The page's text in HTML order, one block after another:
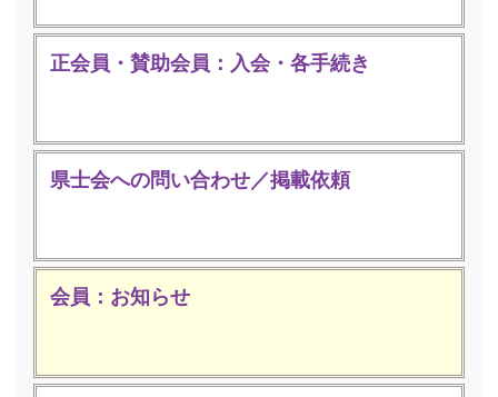
正会員・賛助会員：入会・各手続き
県士会への問い合わせ／掲載依頼
会員：お知らせ